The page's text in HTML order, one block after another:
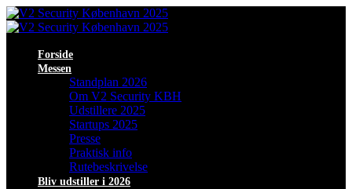
Forside
Messen
Standplan 2026
Om V2 Security KBH
Udstillere 2025
Startups 2025
Presse
Praktisk info
Rutebeskrivelse
Bliv udstiller i 2026